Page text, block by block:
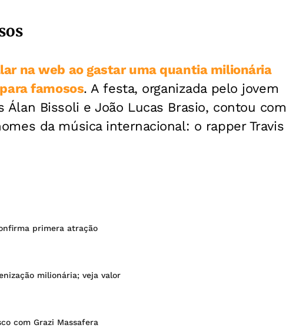
na web ao gastar uma quantia milionária
famosos. A festa, organizada pelo jovem
Bissoli e João Lucas Brasio, contou com
da música internacional: o rapper Travis
primera atração
milionária; veja valor
com Grazi Massafera